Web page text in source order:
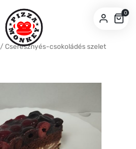
0
/ Cseresznyés-csokoládés szelet